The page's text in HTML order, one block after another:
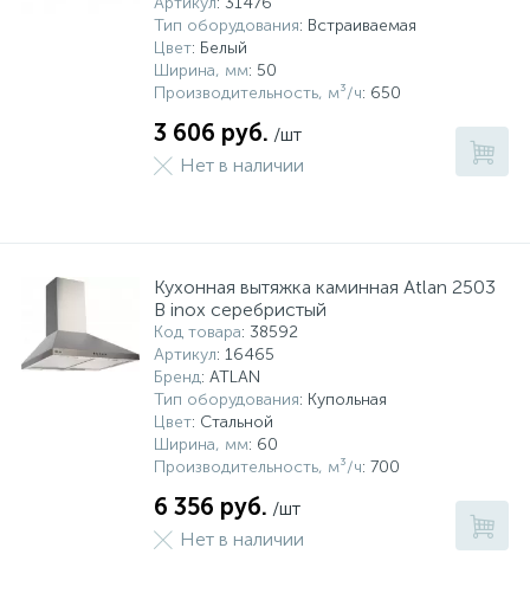
Тип оборудования: Встраиваемая
Цвет: Белый
Ширина, мм: 50
Производительность, м³/ч: 650
3 606 руб. /шт
Нет в наличии
Кухонная вытяжка каминная Atlan 2503
B inox серебристый
Код товара: 38592
Артикул: 16465
Бренд: ATLAN
Тип оборудования: Купольная
Цвет: Стальной
Ширина, мм: 60
Производительность, м³/ч: 700
6 356 руб. /шт
Нет в наличии